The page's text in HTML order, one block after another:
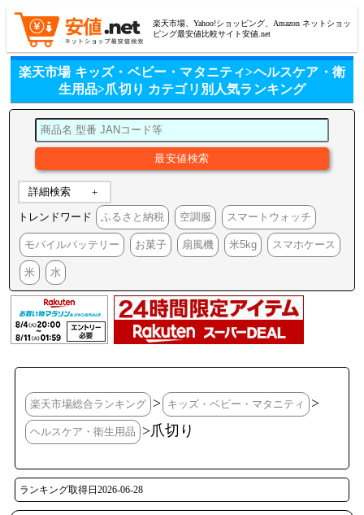
楽天市場、Yahoo!ショッピング、Amazon ネットショッ
ピング最安値比較サイト安値.net
楽天市場 キッズ・ベビー・マタニティ>ヘルスケア・衛
生用品>爪切り カテゴリ別人気ランキング
詳細検索
トレンドワード ふるさと納税 空調服 スマートウォッチ
モバイルバッテリー お菓子 扇風機 米5kg スマホケース
米 水
楽天市場総合ランキング > キッズ・ベビー・マタニティ >
ヘルスケア・衛生用品 >爪切り
ランキング取得日2026-06-28